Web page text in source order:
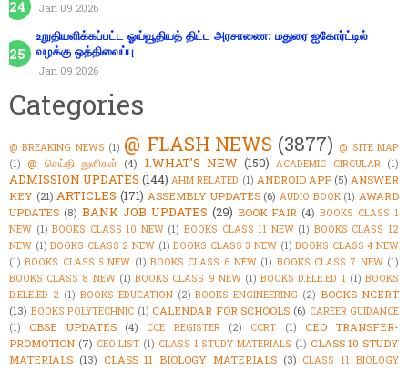
Jan 09 2026
உறுதியளிக்கப்பட்ட ஓய்வூதியத் திட்ட அரசாணை: மதுரை ஐகோர்ட்டில்
வழக்கு ஒத்திவைப்பு
Jan 09 2026
Categories
@ BREAKING NEWS (1) @ FLASH NEWS (3877) @ SITE MAP
(1) @ செய்தி துளிகள் (4) 1.WHAT'S NEW (150) ACADEMIC CIRCULAR (1)
ADMISSION UPDATES (144) AHM RELATED (1) ANDROID APP (5) ANSWER
KEY (21) ARTICLES (171) ASSEMBLY UPDATES (6) AUDIO BOOK (1) AWARD
UPDATES (8) BANK JOB UPDATES (29) BOOK FAIR (4) BOOKS CLASS 1
NEW (1) BOOKS CLASS 10 NEW (1) BOOKS CLASS 11 NEW (1) BOOKS CLASS 12
NEW (1) BOOKS CLASS 2 NEW (1) BOOKS CLASS 3 NEW (1) BOOKS CLASS 4 NEW
(1) BOOKS CLASS 5 NEW (1) BOOKS CLASS 6 NEW (1) BOOKS CLASS 7 NEW (1)
BOOKS CLASS 8 NEW (1) BOOKS CLASS 9 NEW (1) BOOKS D.ELE.ED 1 (1) BOOKS
D.ELE.ED 2 (1) BOOKS EDUCATION (2) BOOKS ENGINEERING (2) BOOKS NCERT
(13) BOOKS POLYTECHNIC (1) CALENDAR FOR SCHOOLS (6) CAREER GUIDANCE
(1)
CBSE UPDATES (4) CCE REGISTER (2) CCRT (1)
CEO TRANSFER-
PROMOTION (7) CEO LIST (1) CLASS 1 STUDY MATERIALS (1) CLASS 10 STUDY
MATERIALS (13) CLASS 11 BIOLOGY MATERIALS (3) CLASS 11 BIOLOGY